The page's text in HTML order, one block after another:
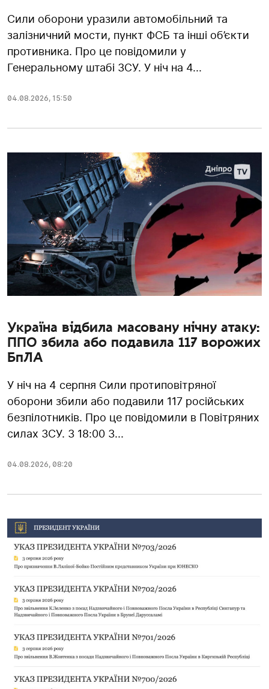
Сили оборони уразили автомобільний та
залізничний мости, пункт ФСБ та інші об’єкти
противника. Про це повідомили у
Генеральному штабі ЗСУ. У ніч на 4...
04.08.2026, 15:50
Україна відбила масовану нічну атаку:
ППО збила або подавила 117 ворожих
БпЛА
У ніч на 4 серпня Сили протиповітряної
оборони збили або подавили 117 російських
безпілотників. Про це повідомили в Повітряних
силах ЗСУ. З 18:00 3...
04.08.2026, 08:20